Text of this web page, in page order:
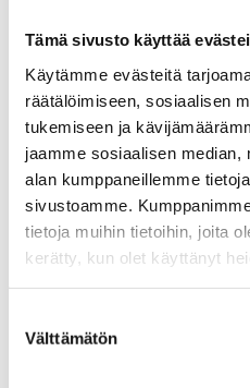
Tämä sivusto käyttää
Käytämme evästeitä
räätälöimiseen, sosiaalisen
tukemiseen ja
jaamme sosiaalisen median,
alan kumppaneillemme
sivustoamme.
tietoja muihin tietoihin, joita
kerätty, kun olet käyttänyt
valinta
Välttämätön
TÄHTIPUHUJAT JA